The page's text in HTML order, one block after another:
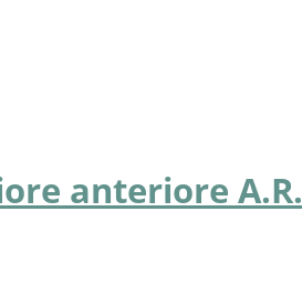
anteriore A.R.